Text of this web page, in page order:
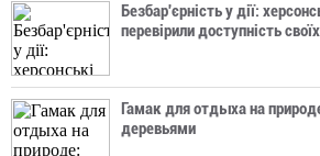
Безбар'єрність у дії:
перевірили доступність
Гамак для отдыха на
деревьями